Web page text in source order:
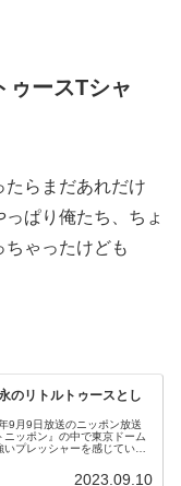
ゥースTシャ
たらまだあれだけ
ぱり俺たち、ちょ
ゃったけども
リトルトゥースとし
9月9日放送のニッポン放送
ニッポン』の中で東京ドーム
プレッシャーを感じている
トゥースたちに当事者意識を
2023.09.10